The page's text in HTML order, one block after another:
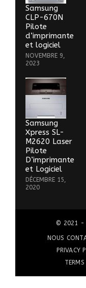
Samsung
CLP-670N
Pilote
d’imprimante
et logiciel
NOVEMBRE 9,
2023
Samsung
Xpress SL-
M2620 Laser
Pilote
D’imprimante
et Logiciel
DÉCEMBRE 15,
2020
© 2021 -
NOUS
PRIVACY